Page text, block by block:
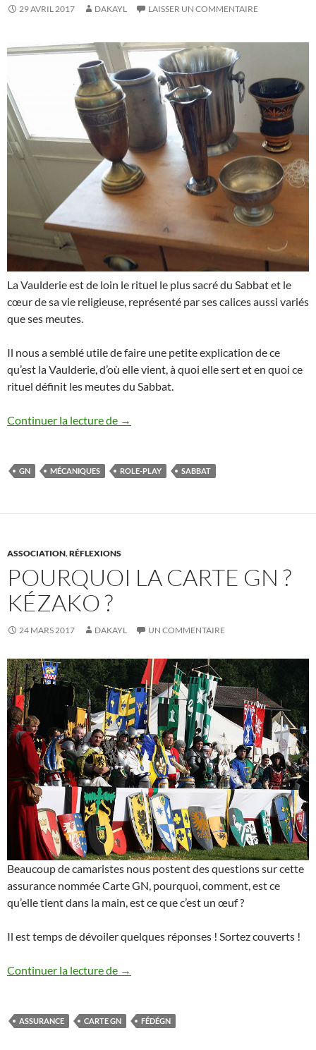
29 AVRIL 2017 DAKAYL LAISSER UN COMMENTAIRE
La Vaulderie est de loin le rituel le plus sacré du Sabbat et le
cœur de sa vie religieuse, représenté par ses calices aussi variés
que ses meutes.
Il nous a semblé utile de faire une petite explication de ce
qu’est la Vaulderie, d’où elle vient, à quoi elle sert et en quoi ce
rituel définit les meutes du Sabbat.
Continuer la lecture de Boire le calice jusqu’à la lie
→
GN MÉCANIQUES ROLE-PLAY SABBAT
ASSOCIATION,RÉFLEXIONS
POURQUOI LA CARTE GN ?
KÉZAKO ?
24 MARS 2017 DAKAYL UN COMMENTAIRE
Beaucoup de camaristes nous postent des questions sur cette
assurance nommée Carte GN, pourquoi, comment, est ce
qu’elle tient dans la main, est ce que c’est un œuf ?
Il est temps de dévoiler quelques réponses ! Sortez couverts !
Continuer la lecture de Pourquoi la Carte GN ? Kézako ?
→
ASSURANCE CARTE GN FÉDÉGN